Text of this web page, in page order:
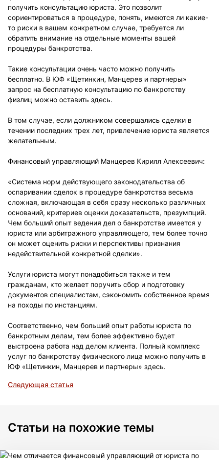
получить консультацию юриста. Это позволит
сориентироваться в процедуре, понять, имеются ли какие-
то риски в вашем конкретном случае, требуется ли
обратить внимание на отдельные моменты вашей
процедуры банкротства.
Такие консультации очень часто можно получить
бесплатно. В ЮФ «Щетинкин, Манцерев и партнеры»
запрос на бесплатную консультацию по банкротству
физлиц можно оставить здесь.
В том случае, если должником совершались сделки в
течении последних трех лет, привлечение юриста является
желательным.
Финансовый управляющий Манцерев Кирилл Алексеевич:
«Система норм действующего законодательства об
оспаривании сделок в процедуре банкротства весьма
сложная, включающая в себя сразу несколько различных
оснований, критериев оценки доказательств, презумпций.
Чем больший опыт ведения дел о банкротстве имеется у
юриста или арбитражного управляющего, тем более точно
он может оценить риски и перспективы признания
недействительной конкретной сделки».
Услуги юриста могут понадобиться также и тем
гражданам, кто желает поручить сбор и подготовку
документов специалистам, сэкономить собственное время
на походы по инстанциям.
Соответственно, чем больший опыт работы юриста по
банкротным делам, тем более эффективно будет
выстроена работа над делом клиента. Полный комплекс
услуг по банкротству физического лица можно получить в
ЮФ «Щетинкин, Манцерев и партнеры» здесь.
Следующая статья
Статьи на похожие темы